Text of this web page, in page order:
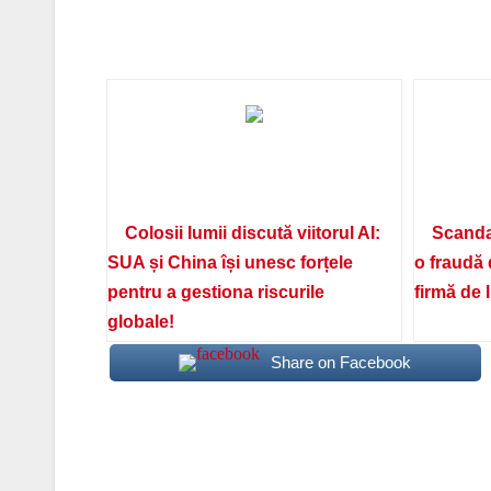
Colosii lumii discută viitorul AI:
SUA și China își unesc forțele
pentru a gestiona riscurile
globale!
o fraudă
firmă de
Share on Facebook